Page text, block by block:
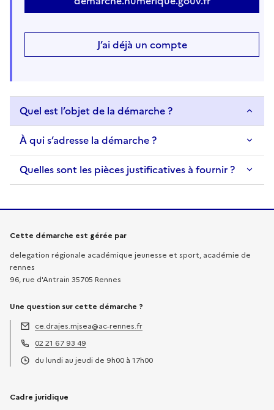
J’ai déjà un compte
Quel est l’objet de la démarche ?
À qui s’adresse la démarche ?
Quelles sont les pièces justificatives à fournir ?
Informations sur la démarche
Cette démarche est gérée par
delegation régionale académique jeunesse et sport, académie de
rennes
96, rue d'Antrain 35705 Rennes
Une question sur cette démarche ?
Adresse électronique :
ce.drajes.mjsea@ac-rennes.fr
Téléphone :
02 21 67 93 49
du lundi au jeudi de 9h00 à 17h00
Cadre juridique